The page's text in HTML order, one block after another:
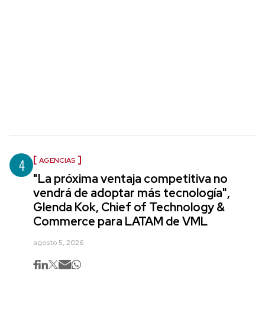
4 AGENCIAS
"La próxima ventaja competitiva no
vendrá de adoptar más tecnología",
Glenda Kok, Chief of Technology &
Commerce para LATAM de VML
agosto 5, 2026